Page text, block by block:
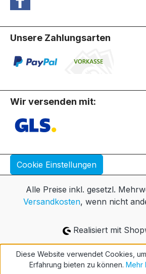
Unsere Zahlungsarten
Wir versenden mit:
Cookie Einstellungen
Alle Preise inkl. gesetzl.
Versandkosten, wenn nicht
Realisiert mit
Diese Website verwendet Cookies,
Erfahrung bieten zu können. Mehr